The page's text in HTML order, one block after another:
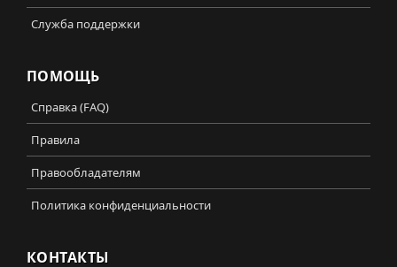
Служба поддержки
ПОМОЩЬ
Справка (FAQ)
Правила
Правообладателям
Политика конфиденциальности
КОНТАКТЫ